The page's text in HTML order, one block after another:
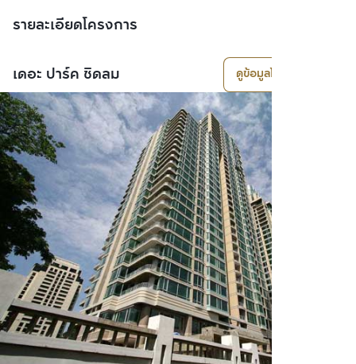
รายละเอียดโครงการ
เดอะ ปาร์ค ชิดลม ดูข้อมูลโครงการ